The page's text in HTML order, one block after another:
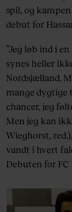
spil, og
debut for
”Jeg løb ind i
synes heller
Nordsjælland.
mange dygtige
chancer, jeg
Men jeg kan
Wieghorst,
vandt i hvert
Debuten for